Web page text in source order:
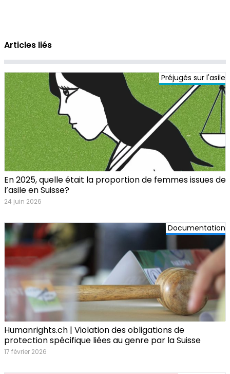
Articles liés
Préjugés sur l'asile
En 2025, quelle était la proportion de femmes issues de
l’asile en Suisse?
24 juin 2026
Documentation
Humanrights.ch | Violation des obligations de
protection spécifique liées au genre par la Suisse
17 février 2026